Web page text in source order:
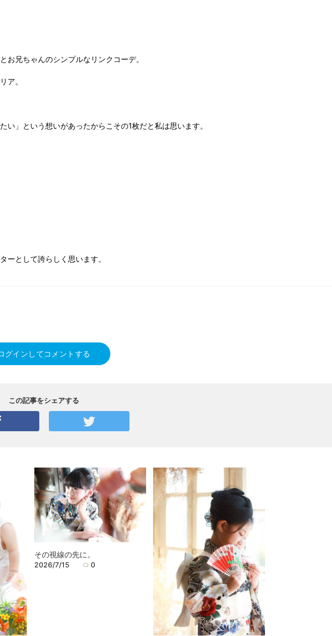
お兄ちゃんのシンプルなリンクコーデ。
ア。
」という想いがあったからこその1枚だと私は思います。
ーとして誇らしく思います。
グインしてコメントする
この記事をシェアする
その視線の先に。
2026/7/15 0